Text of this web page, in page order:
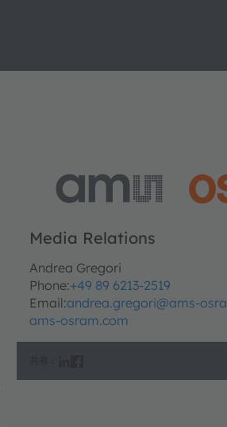
Media Relations
Andrea Gregori
Phone:+49 89 6213-2519
Email:andrea.gregori@ams-
ams-osram.com